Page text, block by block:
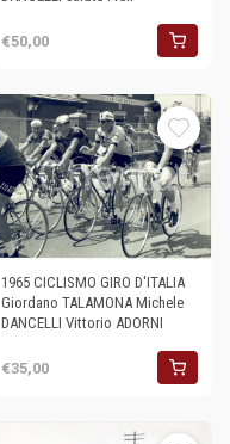
€50,00
1965 CICLISMO GIRO D'ITALIA
Giordano TALAMONA Michele
DANCELLI Vittorio ADORNI
€35,00